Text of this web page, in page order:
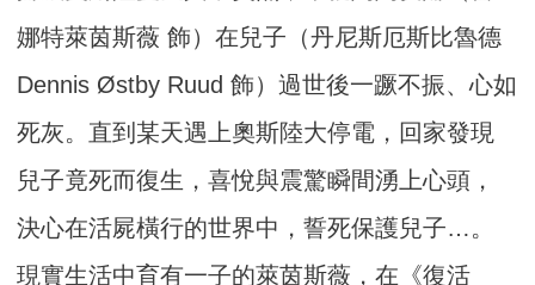
娜特萊茵斯薇 飾）在兒子（丹尼斯厄斯比魯德
Dennis Østby Ruud 飾）過世後一蹶不振、心如
死灰。直到某天遇上奧斯陸大停電，回家發現
兒子竟死而復生，喜悅與震驚瞬間湧上心頭，
決心在活屍橫行的世界中，誓死保護兒子…。
現實生活中育有一子的萊茵斯薇，在《復活